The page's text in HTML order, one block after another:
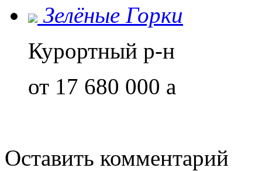
Зелёные Горки
Курортный р-н
от 17 680 000 a
Оставить комментарий